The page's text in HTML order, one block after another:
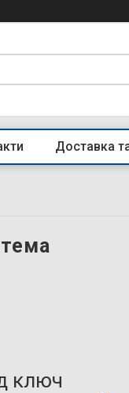
Доставка
ключ